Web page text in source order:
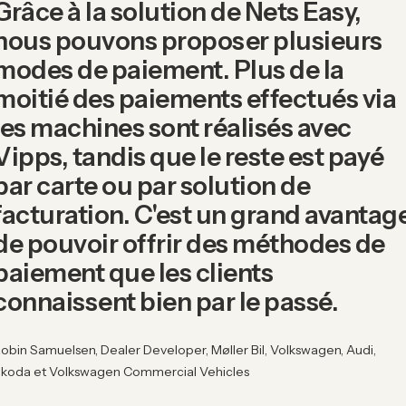
à la solution de Nets Easy,
pouvons proposer plusieurs
de paiement. Plus de la
des paiements effectués via
machines sont réalisés avec
tandis que le reste est payé
carte ou par solution de
C'est un grand
pouvoir offrir des méthodes de
que les clients
bien par le passé.
Samuelsen, Dealer Developer, Møller Bil, Volkswagen, Audi,
et Volkswagen Commercial Vehicles